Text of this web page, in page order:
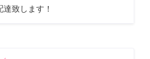
致します！